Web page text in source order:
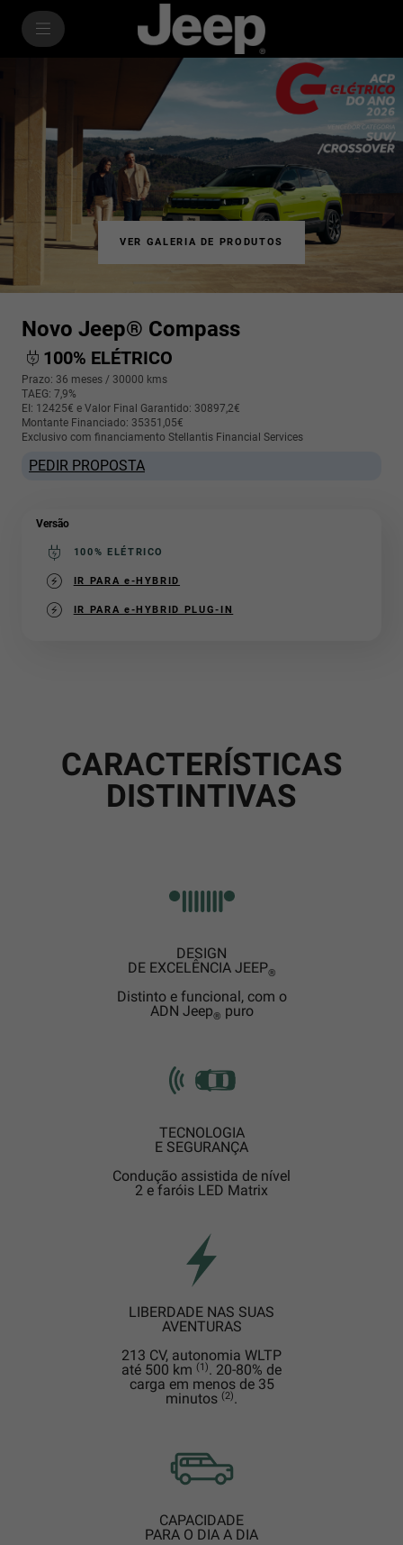
VER GALERIA DE PRODUTOS
Novo Jeep® Compass
100% ELÉTRICO
Prazo: 36 meses / 30000 kms
TAEG: 7,9%
EI: 12425€ e Valor Final Garantido: 30897,2€
Montante Financiado: 35351,05€
Exclusivo com financiamento Stellantis Financial Services
PEDIR PROPOSTA
Versão
100% ELÉTRICO
IR PARA e-HYBRID
IR PARA e-HYBRID PLUG-IN
Novo Compass Elétrico
CARACTERÍSTICAS
DISTINTIVAS
DESIGN
DE EXCELÊNCIA JEEP®
Distinto e funcional, com o
ADN Jeep® puro
TECNOLOGIA
E SEGURANÇA
Condução assistida de nível
2 e faróis LED Matrix
LIBERDADE NAS SUAS
AVENTURAS
213 CV, autonomia WLTP
até 500 km (1). 20-80% de
carga em menos de 35
minutos (2).
CAPACIDADE
PARA O DIA A DIA